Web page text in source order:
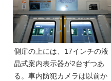
側扉の上には、17インチの液
晶式案内表示器が2台ずつあ
る。車内防犯カメラは以前か